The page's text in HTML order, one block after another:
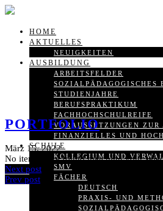
HOME
AKTUELLES
NEUIGKEITEN
AUSBILDUNG
ARBEITSFELDER
SOZIALPÄDAGOGISCHES
STUDIENJAHRE
BERUFSPRAKTIKUM
FACHHOCHSCHULREIFE
VORAUSSETZUNGEN ZUR
FINANZIELLES UND
SCHULE
KOLLEGIUM UND
SMV
FÄCHER
DEUTSCH
PRAXIS- UND
PORTFOLIO
März 15, 2022
No items were found matching your
Next post
Prev post